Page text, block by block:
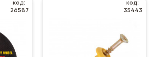
код:
26587
код:
35443